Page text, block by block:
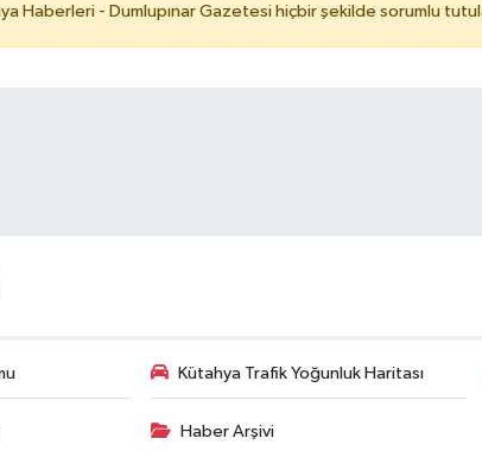
Haberleri - Dumlupınar Gazetesi hiçbir şekilde sorumlu
Kütahya Trafik Yoğunluk Haritası
Haber Arşivi